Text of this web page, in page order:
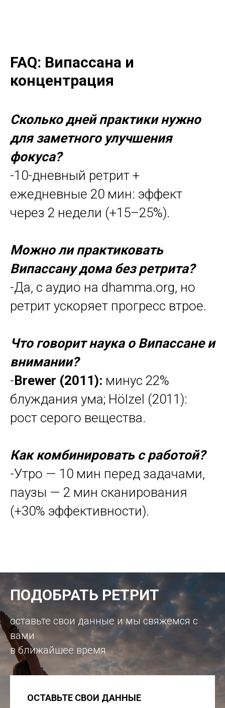
FAQ: Випассана и
концентрация
Сколько дней практики нужно
для заметного улучшения
фокуса?
-10-дневный ретрит +
ежедневные 20 мин: эффект
через 2 недели (+15–25%).
Можно ли практиковать
Випассану дома без ретрита?
-Да, с аудио на dhamma.org, но
ретрит ускоряет прогресс втрое.
Что говорит наука о Випассане и
внимании?
-Brewer (2011): минус 22%
блуждания ума; Hölzel (2011):
рост серого вещества.
Как комбинировать с работой?
-Утро — 10 мин перед задачами,
паузы — 2 мин сканирования
(+30% эффективности).
ПОДОБРАТЬ РЕТРИТ
оставьте свои данные и мы свяжемся с
вами
в ближайшее время
ОСТАВЬТЕ СВОИ ДАННЫЕ